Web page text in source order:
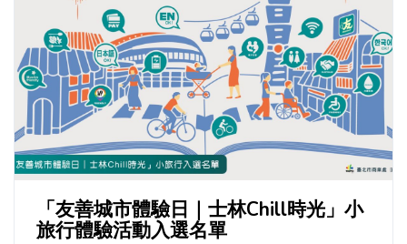
「友善城市體驗日｜士林Chill時光」小
旅行體驗活動入選名單